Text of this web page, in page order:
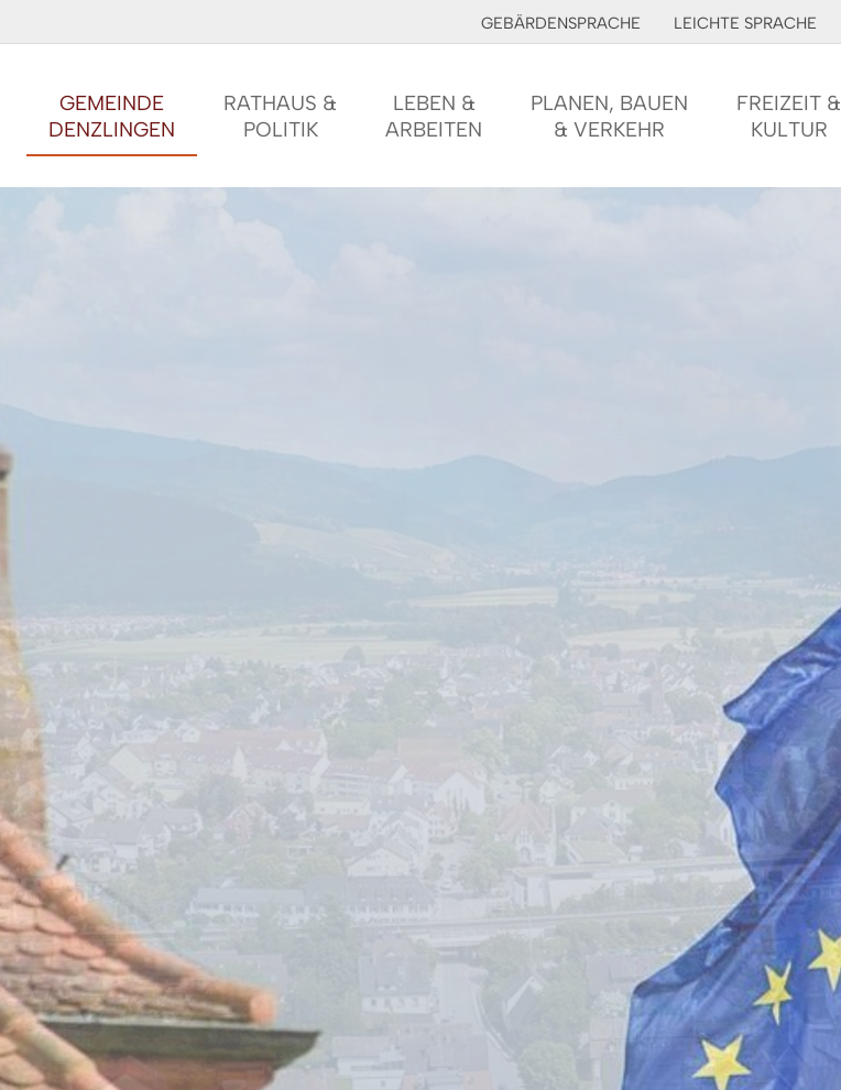
GEBÄRDENSPRACHE LEICHTE SPRACHE
GEMEINDE
DENZLINGEN
RATHAUS &
POLITIK
LEBEN &
ARBEITEN
PLANEN, BAUEN
& VERKEHR
FREIZEIT &
KULTUR